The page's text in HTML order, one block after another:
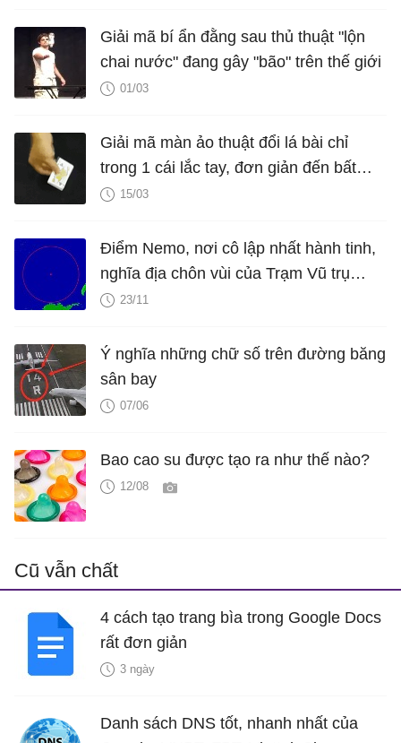
Giải mã bí ẩn đằng sau thủ thuật "lộn
chai nước" đang gây "bão" trên thế giới
01/03
Giải mã màn ảo thuật đổi lá bài chỉ
trong 1 cái lắc tay, đơn giản đến bất
ngờ15/03
Điểm Nemo, nơi cô lập nhất hành tinh,
nghĩa địa chôn vùi của Trạm Vũ trụ
Quốc tế khi kết thúc sứ mệnh
23/11
Ý nghĩa những chữ số trên đường băng
sân bay
07/06
Bao cao su được tạo ra như thế nào?
12/08
Cũ vẫn chất
4 cách tạo trang bìa trong Google Docs
rất đơn giản
3 ngày
Danh sách DNS tốt, nhanh nhất của